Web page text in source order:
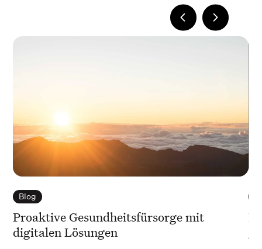
Blog
Proaktive Gesundheitsfürsorge mit
digitalen Lösungen